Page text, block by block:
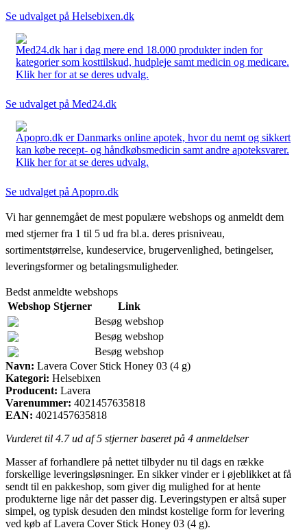
Se udvalget på Helsebixen.dk
Med24.dk har i dag mere end 18.000 produkter inden for
kategorier som kosttilskud, hudpleje samt medicin og medicare.
Klik her for at se deres udvalg.
Se udvalget på Med24.dk
Apopro.dk er Danmarks online apotek, hvor du nemt og sikkert
kan købe recept- og håndkøbsmedicin samt andre apoteksvarer.
Klik her for at se deres udvalg.
Se udvalget på Apopro.dk
Vi har gennemgået de mest populære webshops og anmeldt dem
med stjerner fra 1 til 5 ud fra bl.a. deres prisniveau,
sortimentstørrelse, kundeservice, brugervenlighed, betingelser,
leveringsformer og betalingsmuligheder.
Bedst anmeldte webshops
Webshop Stjerner
Link
Besøg webshop
Besøg webshop
Besøg webshop
Navn: Lavera Cover Stick Honey 03 (4 g)
Kategori: Helsebixen
Producent: Lavera
Varenummer: 4021457635818
EAN: 4021457635818
Vurderet til 4.7ud af 5 stjerner baseret på 4 anmeldelser
Masser af forhandlere på nettet tilbyder nu til dags en række
forskellige leveringsløsninger. En sikker vinder er i øjeblikket at få
sendt til en pakkeshop, som giver dig mulighed for at hente
produkterne lige når det passer dig. Leveringstypen er altså super
simpel, og typisk desuden den mindst kostelige form for levering
ved køb af Lavera Cover Stick Honey 03 (4 g).